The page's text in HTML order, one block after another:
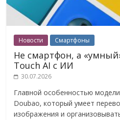
Новости Смартфоны
Не смартфон, а
Touch AI с ИИ
30.07.2026
Главной особенностью
Doubao, который умеет
изображения и